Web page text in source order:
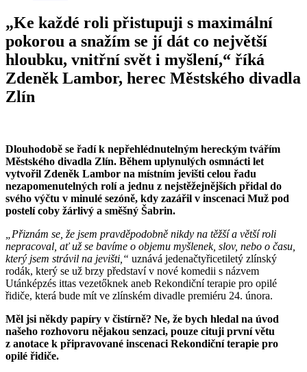
„Ke každé roli přistupuji s maximální
pokorou a snažím se jí dát co největší
hloubku, vnitřní svět i myšlení,“ říká
Zdeněk Lambor, herec Městského divadla
Zlín
Dlouhodobě se řadí k nepřehlédnutelným hereckým tvářím
Městského divadla Zlín. Během uplynulých osmnácti let
vytvořil Zdeněk Lambor na místním jevišti celou řadu
nezapomenutelných rolí a jednu z nejstěžejnějších přidal do
svého výčtu v minulé sezóně, kdy zazářil v inscenaci Muž pod
postelí coby žárlivý a směšný Šabrin.
„Přiznám se, že jsem pravděpodobně nikdy na těžší a větší roli
nepracoval, ať už se bavíme o objemu myšlenek, slov, nebo o času,
který jsem strávil na jevišti,“ uznává jedenačtyřicetiletý zlínský
rodák, který se už brzy představí v nové komedii s názvem
Utánképzés ittas vezetőknek aneb Rekondiční terapie pro opilé
řidiče, která bude mít ve zlínském divadle premiéru 24. února.
Měl jsi někdy papíry v čistírně? Ne, že bych hledal na úvod
našeho rozhovoru nějakou senzaci, pouze cituji první větu
z anotace k připravované inscenaci Rekondiční terapie pro
opilé řidiče.